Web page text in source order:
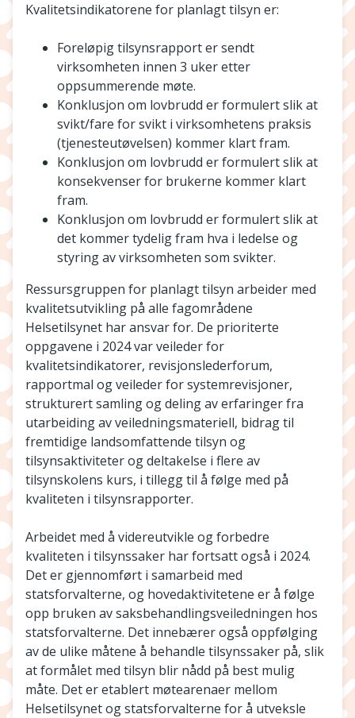
Kvalitetsindikatorene for planlagt tilsyn er:
Foreløpig tilsynsrapport er sendt
virksomheten innen 3 uker etter
oppsummerende møte.
Konklusjon om lovbrudd er formulert slik at
svikt/fare for svikt i virksomhetens praksis
(tjenesteutøvelsen) kommer klart fram.
Konklusjon om lovbrudd er formulert slik at
konsekvenser for brukerne kommer klart
fram.
Konklusjon om lovbrudd er formulert slik at
det kommer tydelig fram hva i ledelse og
styring av virksomheten som svikter.
Ressursgruppen for planlagt tilsyn arbeider med
kvalitetsutvikling på alle fagområdene
Helsetilsynet har ansvar for. De prioriterte
oppgavene i 2024 var veileder for
kvalitetsindikatorer, revisjonslederforum,
rapportmal og veileder for systemrevisjoner,
strukturert samling og deling av erfaringer fra
utarbeiding av veiledningsmateriell, bidrag til
fremtidige landsomfattende tilsyn og
tilsynsaktiviteter og deltakelse i flere av
tilsynskolens kurs, i tillegg til å følge med på
kvaliteten i tilsynsrapporter.
Arbeidet med å videreutvikle og forbedre
kvaliteten i tilsynssaker har fortsatt også i 2024.
Det er gjennomført i samarbeid med
statsforvalterne, og hovedaktivitetene er å følge
opp bruken av saksbehandlingsveiledningen hos
statsforvalterne. Det innebærer også oppfølging
av de ulike måtene å behandle tilsynssaker på, slik
at formålet med tilsyn blir nådd på best mulig
måte. Det er etablert møtearenaer mellom
Helsetilsynet og statsforvalterne for å utveksle